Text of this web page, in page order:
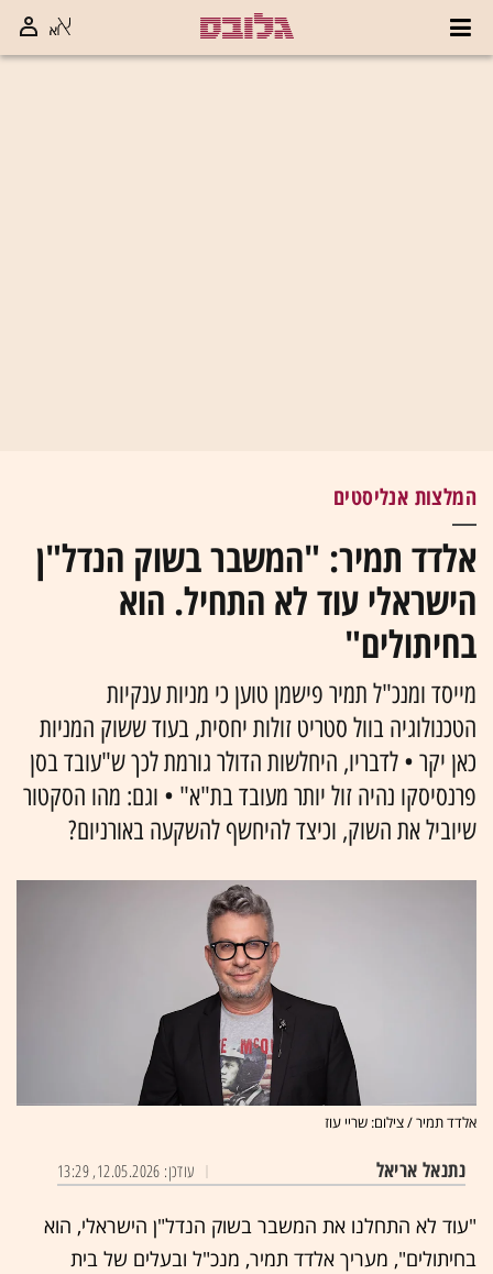
המלצות אנליסטים
אלדד תמיר: "המשבר בשוק הנדל"ן
הישראלי עוד לא התחיל. הוא
בחיתולים"
מייסד ומנכ"ל תמיר פישמן טוען כי מניות ענקיות
הטכנולוגיה בוול סטריט זולות יחסית, בעוד ששוק המניות
כאן יקר • לדבריו, היחלשות הדולר גורמת לכך ש"עובד בסן
פרנסיסקו נהיה זול יותר מעובד בת"א" • וגם: מהו הסקטור
שיוביל את השוק, וכיצד להיחשף להשקעה באורניום?
אלדד תמיר / צילום: שריי עוז
נתנאל אריאל עודכן: 12.05.2026, 13:29
"עוד לא התחלנו את המשבר בשוק הנדל"ן הישראלי, הוא
בחיתולים", מעריך אלדד תמיר, מנכ"ל ובעלים של בית